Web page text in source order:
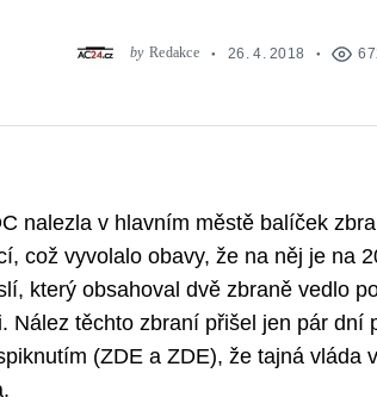
by Redakce 26. 4. 2018
nalezla v hlavním městě balíček
což vyvolalo obavy, že na něj je na
který obsahoval dvě zbraně vedlo
Nález těchto zbraní přišel jen pár dní
(ZDE a ZDE), že tajná vláda